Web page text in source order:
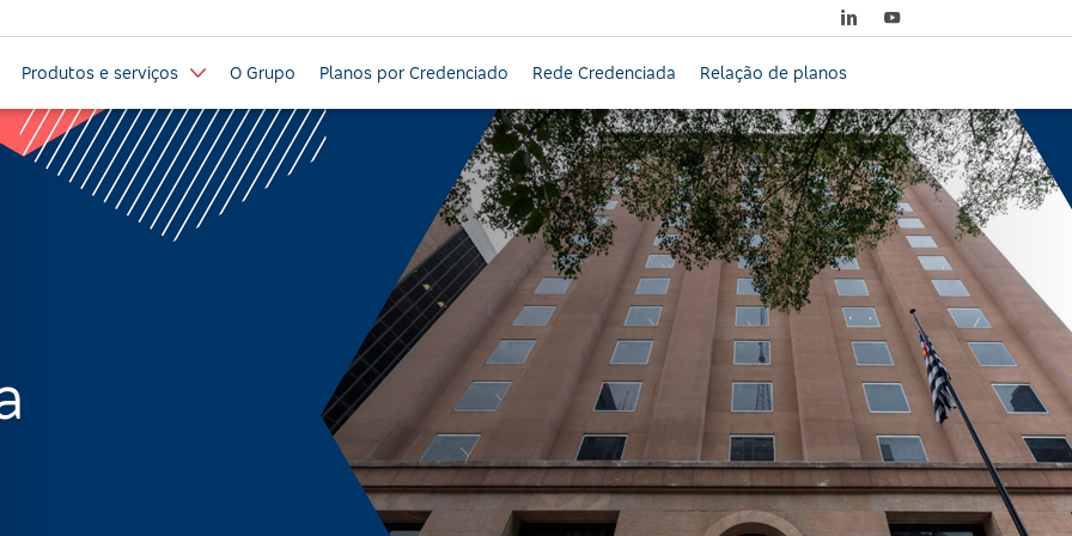
Produtos e serviços O Grupo Planos por Credenciado Rede Credenciada Relação de planos